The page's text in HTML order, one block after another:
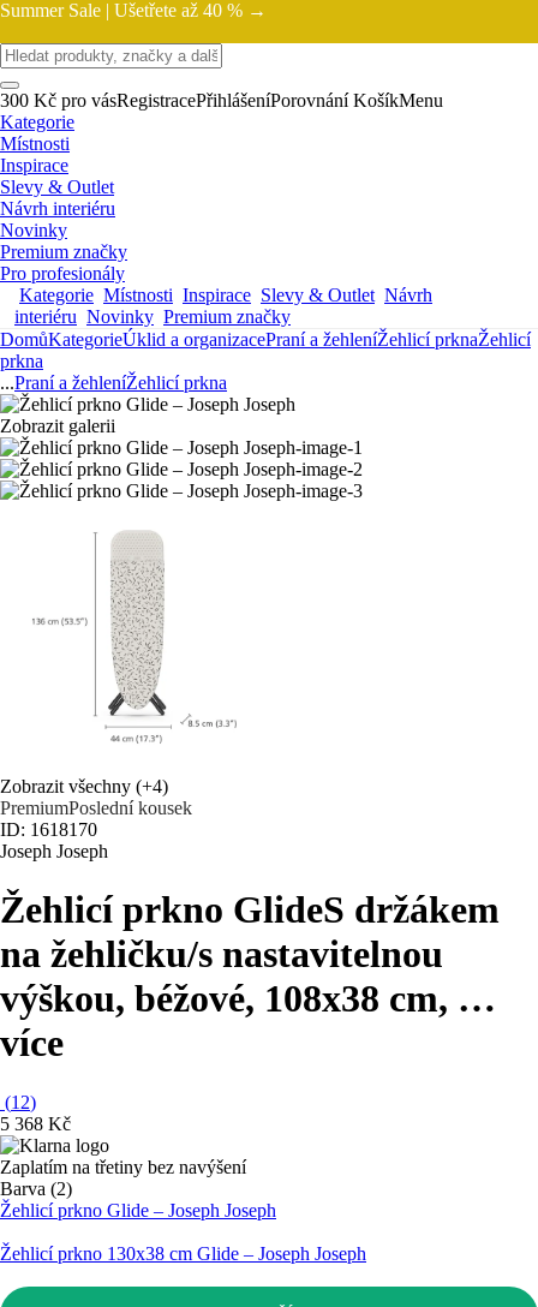
Summer Sale | Ušetřete až 40 % →
300 Kč pro vásRegistracePřihlášeníPorovnání KošíkMenu
Kategorie
Místnosti
Inspirace
Slevy & Outlet
Návrh interiéru
Novinky
Premium značky
Pro profesionály
Kategorie Místnosti Inspirace Slevy & Outlet Návrh
interiéru Novinky Premium značky
DomůKategorieÚklid a organizacePraní a žehleníŽehlicí prknaŽehlicí
prkna
...Praní a žehleníŽehlicí prkna
Zobrazit galerii
Zobrazit všechny (+4)
PremiumPoslední kousek
ID: 1618170
Joseph Joseph
Žehlicí prkno GlideS držákem
na žehličku/s nastavitelnou
výškou, béžové, 108x38 cm, …
více
(12)
5 368 Kč
Zaplatím na třetiny bez navýšení
Barva (2)
Žehlicí prkno Glide – Joseph Joseph
Žehlicí prkno 130x38 cm Glide – Joseph Joseph